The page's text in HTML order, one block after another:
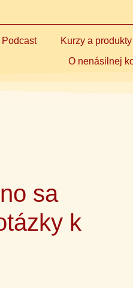
Podcast Kurzy a produkty
O nenásilnej
sa
k